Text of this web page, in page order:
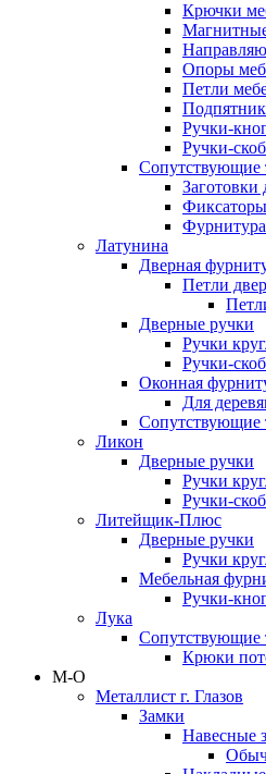
Крючки
Опоры
Петли
Ручки-
Ручки-
Сопутствующие
Заготовки
Фурнитура
Латунина
Дверная
Петли
Дверные ручки
Ручки
Ручки-
Оконная
Для
Сопутствующие
Ликон
Дверные ручки
Ручки
Ручки-
Литейщик-Плюс
Дверные ручки
Ручки
Мебельная
Ручки-
Лука
Сопутствующие
Крюки
М-О
Металлист г. Глазов
Замки
Навесные